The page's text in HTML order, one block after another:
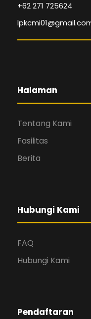
+62 271 725624
Halaman
Tentang Kami
Fasilitas
Berita
Hubungi Kami
FAQ
Hubungi Kami
Pendaftaran